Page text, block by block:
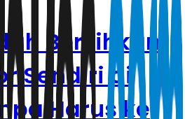
Bersihkan
Sendiri di
Harus ke